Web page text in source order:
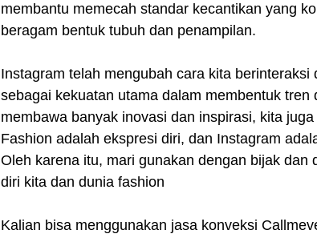
membantu memecah standar kecantikan yang
beragam bentuk tubuh dan penampilan.
Instagram telah mengubah cara kita
sebagai kekuatan utama dalam membentuk
membawa banyak inovasi dan inspirasi, kita
Fashion adalah ekspresi diri, dan Instagram
Oleh karena itu, mari gunakan dengan bijak
diri kita dan dunia fashion
Kalian bisa menggunakan jasa konveksi